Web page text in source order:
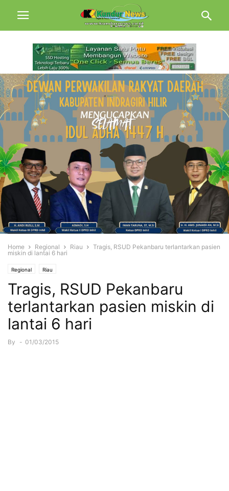
Home Regional Riau
Tragis, RSUD Pekanbaru terlantarkan pasien
miskin di lantai 6 hari
Regional Riau
Tragis, RSUD Pekanbaru
terlantarkan pasien miskin di
lantai 6 hari
By - 01/03/2015